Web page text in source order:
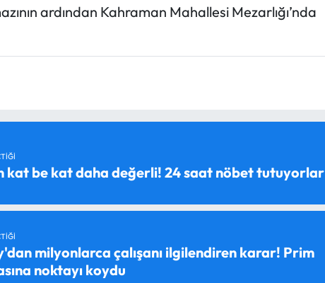
ardından Kahraman Mahallesi Mezarlığı’nda
kat be kat daha değerli! 24 saat nöbet tutuyorlar
milyonlarca çalışanı ilgilendiren karar! Prim
noktayı koydu